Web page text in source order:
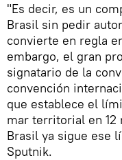
"Es decir, es un
Brasil sin pedir
convierte en regla
embargo, el gran
signatario de la
convención
que establece el
mar territorial en
Brasil ya sigue ese
Sputnik.